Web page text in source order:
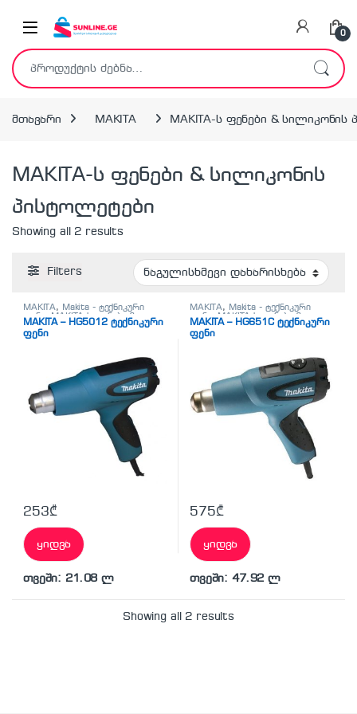
0
ძებნა:
მთავარი MAKITA MAKITA-ს ფენები & სილიკონის
MAKITA-ს ფენები & სილიკონის
პისტოლეტები
Showing all 2 results
Filters
MAKITA, Makita - ტექნიკური
ფენი,MAKITA-ს ფენები &
სილიკონის პისტოლეტები
MAKITA – HG5012 ტექნიკური
ფენი
253₾
ყიდვა
თვეში: 21.08 ლ
MAKITA, Makita - ტექნიკური
ფენი,MAKITA-ს ფენები &
სილიკონის პისტოლეტები
MAKITA – HG651C ტექნიკური
ფენი
575₾
ყიდვა
თვეში: 47.92 ლ
Showing all 2 results